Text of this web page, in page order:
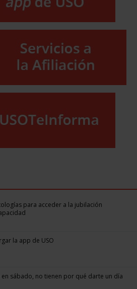
para acceder a la jubilación
la app de USO
en sábado, no tienen por qué darte un día